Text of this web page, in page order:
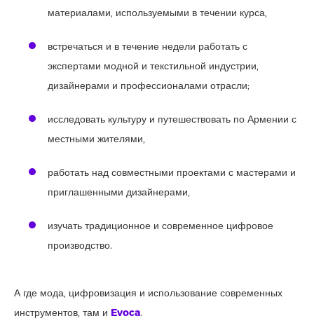
материалами, используемыми в течении курса,
встречаться и в течение недели работать с
экспертами модной и текстильной индустрии,
дизайнерами и профессионалами отрасли;
исследовать культуру и путешествовать по Армении с
местными жителями,
работать над совместными проектами с мастерами и
приглашенными дизайнерами,
изучать традиционное и современное цифровое
производство.
А где мода, цифровизация и использование современных
инструментов, там и Evoca.